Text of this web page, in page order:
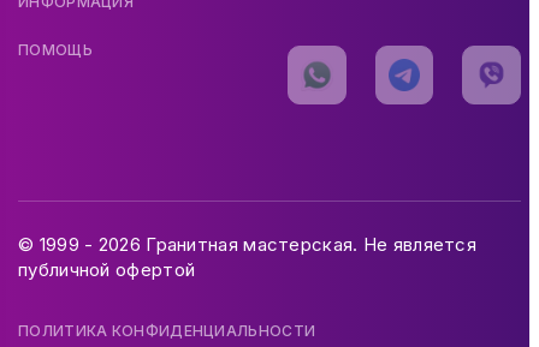
ПОМОЩЬ
© 1999 - 2026 Гранитная мастерская. Не является
публичной офертой
ПОЛИТИКА КОНФИДЕНЦИАЛЬНОСТИ